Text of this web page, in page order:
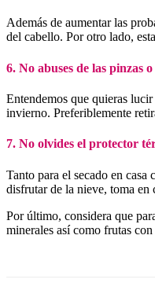
Además de aumentar las
del cabello. Por otro lado,
6. No abuses de las pinzas
Entendemos que quieras
invierno. Preferiblemente
7. No olvides el protector
Tanto para el secado en
disfrutar de la nieve, toma en
Por último, considera que
minerales así como frutas